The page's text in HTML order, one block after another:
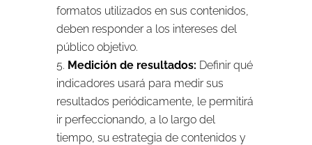
formatos utilizados en sus contenidos,
deben responder a los intereses del
público objetivo.
Medición de resultados: Definir qué
indicadores usará para medir sus
resultados periódicamente, le permitirá
ir perfeccionando, a lo largo del
tiempo, su estrategia de contenidos y